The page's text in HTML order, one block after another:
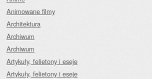
Animowane filmy
Architektura
Archiwum
Archiwum
Artykuły, felietony i eseje
Artykuły, felietony i eseje